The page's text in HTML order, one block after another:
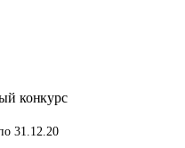
конкурс
31.12.20